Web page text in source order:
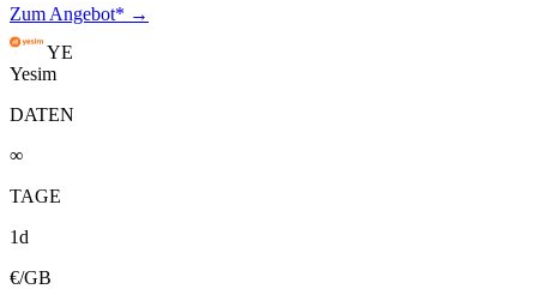
Zum Angebot* →
YE
Yesim
DATEN
∞
TAGE
1d
€/GB